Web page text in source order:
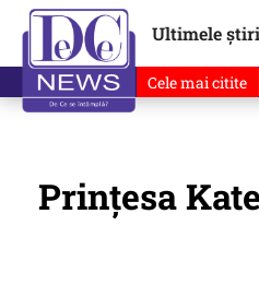
Ultimele știri
Cele mai citite
Prințesa